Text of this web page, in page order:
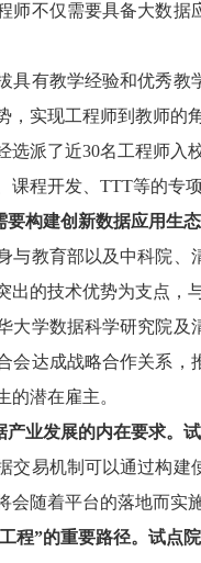
不仅需要具备大数据
有教学经验和优秀教
，实现工程师到教师
派了近30名工程师入校
课程开发、TTT等的专
构建创新数据应用生
教育部以及中科院、
出的技术优势为支点，
学数据科学研究院及
会达成战略合作关系
的潜在雇主。
产业发展的内在要求。
易机制可以通过构建
会随着平台的落地而实
程”的重要路径。试点